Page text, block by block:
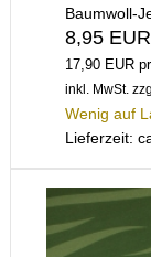
Baumwoll-
8,95 EUR
17,90 EUR
inkl. MwSt.
Wenig auf
Lieferzeit: